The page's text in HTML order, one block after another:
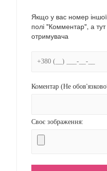
Якщо у вас номер іншої
полі "Комментар", а
отримувача
Коментар (Не
Своє зображення: